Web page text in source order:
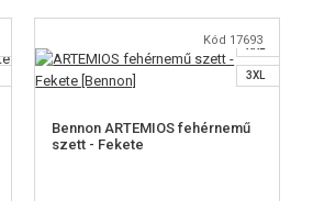
Kód 17693
3XL
XXL
L
Bennon ARTEMIOS fehérnemű
szett - Fekete